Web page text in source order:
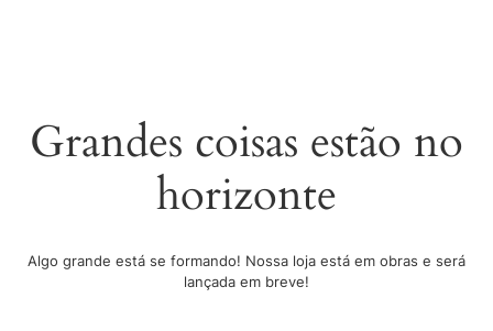
Grandes coisas estão no
horizonte
Algo grande está se formando! Nossa loja está em obras e será
lançada em breve!